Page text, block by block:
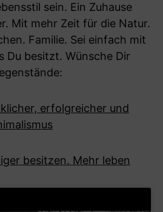
sein. Ein Zuhause
Mit mehr Zeit für die Natur.
Familie. Sei einfach mit
Du besitzt. Wünsche Dir
erfolgreicher und
besitzen. Mehr leben